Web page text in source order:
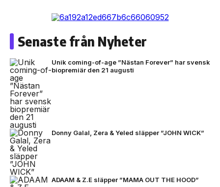
Senaste från Nyheter
Unik coming-of-age ”Nästan Forever” har svensk
biopremiär den 21 augusti
Donny Galal, Zera & Yeled släpper ”JOHN WICK”
ADAAM & Z.E släpper ”MAMA OUT THE HOOD”